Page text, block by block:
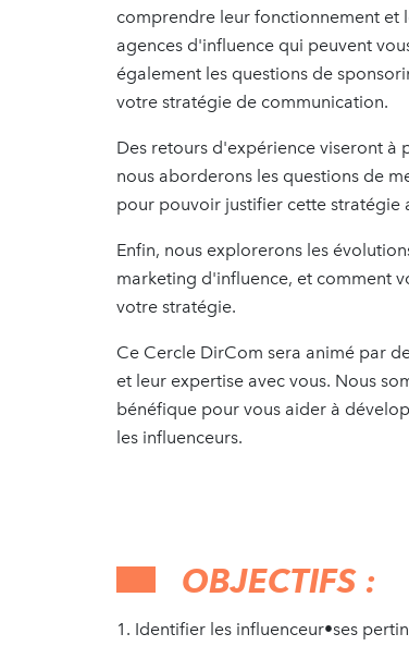
comprendre leur fonctionnement et
agences d'influence qui peuvent
également les questions de
votre stratégie de communication.
Des retours d'expérience viseront
nous aborderons les questions de
pour pouvoir justifier cette stratégie
Enfin, nous explorerons les
marketing d'influence, et comment
votre stratégie.
Ce Cercle DirCom sera animé par
et leur expertise avec vous. Nous
bénéfique pour vous aider à
les influenceurs.
OBJECTIFS :
1. Identifier les influenceur•ses